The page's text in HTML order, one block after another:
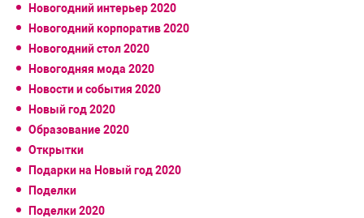
Новогодний интерьер 2020
Новогодний корпоратив 2020
Новогодний стол 2020
Новогодняя мода 2020
Новости и события 2020
Новый год 2020
Образование 2020
Открытки
Подарки на Новый год 2020
Поделки
Поделки 2020